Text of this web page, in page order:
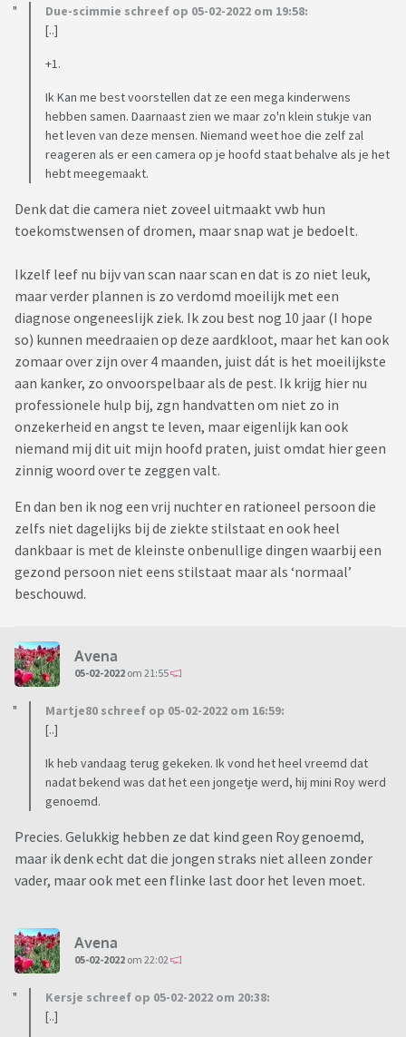
Due-scimmie schreef op 05-02-2022 om 19:58:
[..]
+1.
Ik Kan me best voorstellen dat ze een mega kinderwens
hebben samen. Daarnaast zien we maar zo'n klein stukje van
het leven van deze mensen. Niemand weet hoe die zelf zal
reageren als er een camera op je hoofd staat behalve als je het
hebt meegemaakt.
Denk dat die camera niet zoveel uitmaakt vwb hun
toekomstwensen of dromen, maar snap wat je bedoelt.
Ikzelf leef nu bijv van scan naar scan en dat is zo niet leuk,
maar verder plannen is zo verdomd moeilijk met een
diagnose ongeneeslijk ziek. Ik zou best nog 10 jaar (I hope
so) kunnen meedraaien op deze aardkloot, maar het kan ook
zomaar over zijn over 4 maanden, juist dát is het moeilijkste
aan kanker, zo onvoorspelbaar als de pest. Ik krijg hier nu
professionele hulp bij, zgn handvatten om niet zo in
onzekerheid en angst te leven, maar eigenlijk kan ook
niemand mij dit uit mijn hoofd praten, juist omdat hier geen
zinnig woord over te zeggen valt.
En dan ben ik nog een vrij nuchter en rationeel persoon die
zelfs niet dagelijks bij de ziekte stilstaat en ook heel
dankbaar is met de kleinste onbenullige dingen waarbij een
gezond persoon niet eens stilstaat maar als ‘normaal’
beschouwd.
Avena
05-02-2022 om 21:55
Martje80 schreef op 05-02-2022 om 16:59:
[..]
Ik heb vandaag terug gekeken. Ik vond het heel vreemd dat
nadat bekend was dat het een jongetje werd, hij mini Roy werd
genoemd.
Precies. Gelukkig hebben ze dat kind geen Roy genoemd,
maar ik denk echt dat die jongen straks niet alleen zonder
vader, maar ook met een flinke last door het leven moet.
Avena
05-02-2022 om 22:02
Kersje schreef op 05-02-2022 om 20:38:
[..]